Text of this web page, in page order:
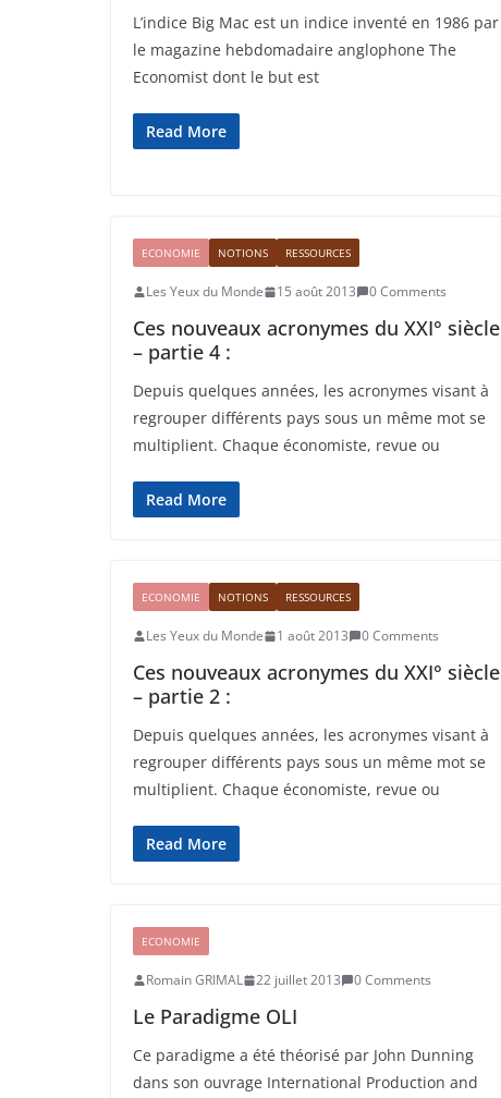
L’indice Big Mac est un indice inventé en 1986 par
le magazine hebdomadaire anglophone The
Economist dont le but est
Read More
ECONOMIE NOTIONS RESSOURCES
Les Yeux du Monde 15 août 2013 0 Comments
Ces nouveaux acronymes du XXI° siècle
– partie 4 :
Depuis quelques années, les acronymes visant à
regrouper différents pays sous un même mot se
multiplient. Chaque économiste, revue ou
Read More
ECONOMIE NOTIONS RESSOURCES
Les Yeux du Monde 1 août 2013 0 Comments
Ces nouveaux acronymes du XXI° siècle
– partie 2 :
Depuis quelques années, les acronymes visant à
regrouper différents pays sous un même mot se
multiplient. Chaque économiste, revue ou
Read More
ECONOMIE
Romain GRIMAL 22 juillet 2013 0 Comments
Le Paradigme OLI
Ce paradigme a été théorisé par John Dunning
dans son ouvrage International Production and